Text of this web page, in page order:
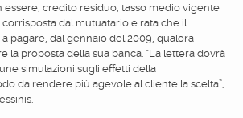
credito residuo, tasso medio vigente
dal mutuatario e rata che il
pagare, dal gennaio del 2009, qualora
la proposta della sua banca. “La lettera dovrà
simulazioni sugli effetti della
da rendere più agevole al cliente la scelta”,